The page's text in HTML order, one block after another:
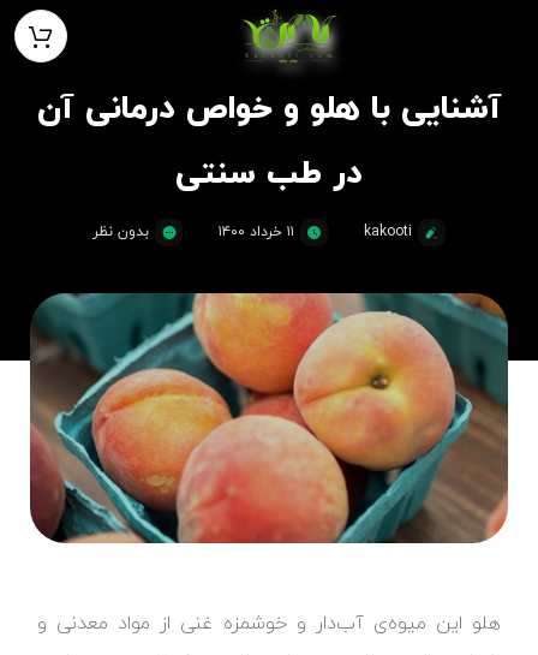
آشنایی با هلو و خواص درمانی آن
در طب سنتی
kakooti ۱۱ خرداد ۱۴۰۰ بدون نظر
هلو این میوه‌ی آب‌دار و خوشمزه غنی از مواد معدنی و